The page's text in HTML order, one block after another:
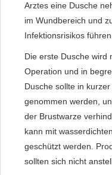
Arztes eine Dusche
im Wundbereich und
Infektionsrisikos führen.
Die erste Dusche wird
Operation und in
Dusche sollte in
genommen werden,
der Brustwarze
kann mit
geschützt werden.
sollten sich nicht